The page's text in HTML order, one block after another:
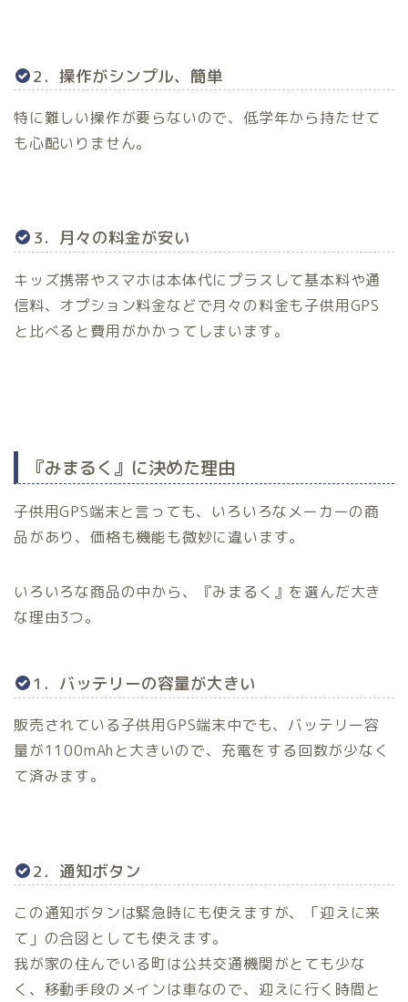
2．操作がシンプル、簡単
特に難しい操作が要らないので、低学年から持たせて
も心配いりません。
3．月々の料金が安い
キッズ携帯やスマホは本体代にプラスして基本料や通
信料、オプション料金などで月々の料金も子供用GPS
と比べると費用がかかってしまいます。
『みまるく』に決めた理由
子供用GPS端末と言っても、いろいろなメーカーの商
品があり、価格も機能も微妙に違います。
いろいろな商品の中から、『みまるく』を選んだ大き
な理由3つ。
1．バッテリーの容量が大きい
販売されている子供用GPS端末中でも、バッテリー容
量が1100mAhと大きいので、充電をする回数が少なく
て済みます。
2．通知ボタン
この通知ボタンは緊急時にも使えますが、「迎えに来
て」の合図としても使えます。
我が家の住んでいる町は公共交通機関がとても少な
く、移動手段のメインは車なので、迎えに行く時間と